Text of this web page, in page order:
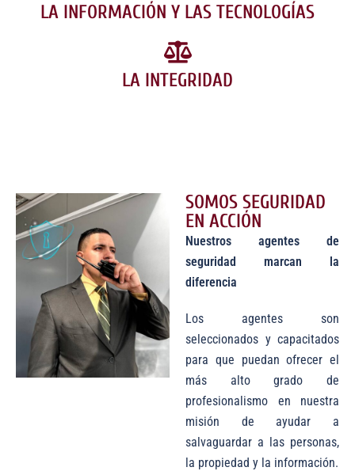
LA INFORMACIÓN Y LAS TECNOLOGÍAS
LA INTEGRIDAD
SOMOS SEGURIDAD
EN ACCIÓN
Nuestros agentes de
seguridad marcan la
diferencia
Los agentes son
seleccionados y capacitados
para que puedan ofrecer el
más alto grado de
profesionalismo en nuestra
misión de ayudar a
salvaguardar a las personas,
la propiedad y la información.